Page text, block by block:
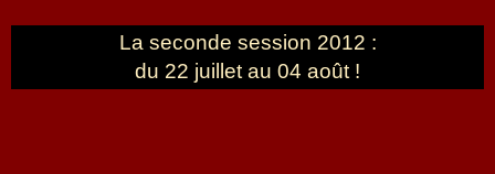
La seconde session 2012 :
du 22 juillet au 04 août !